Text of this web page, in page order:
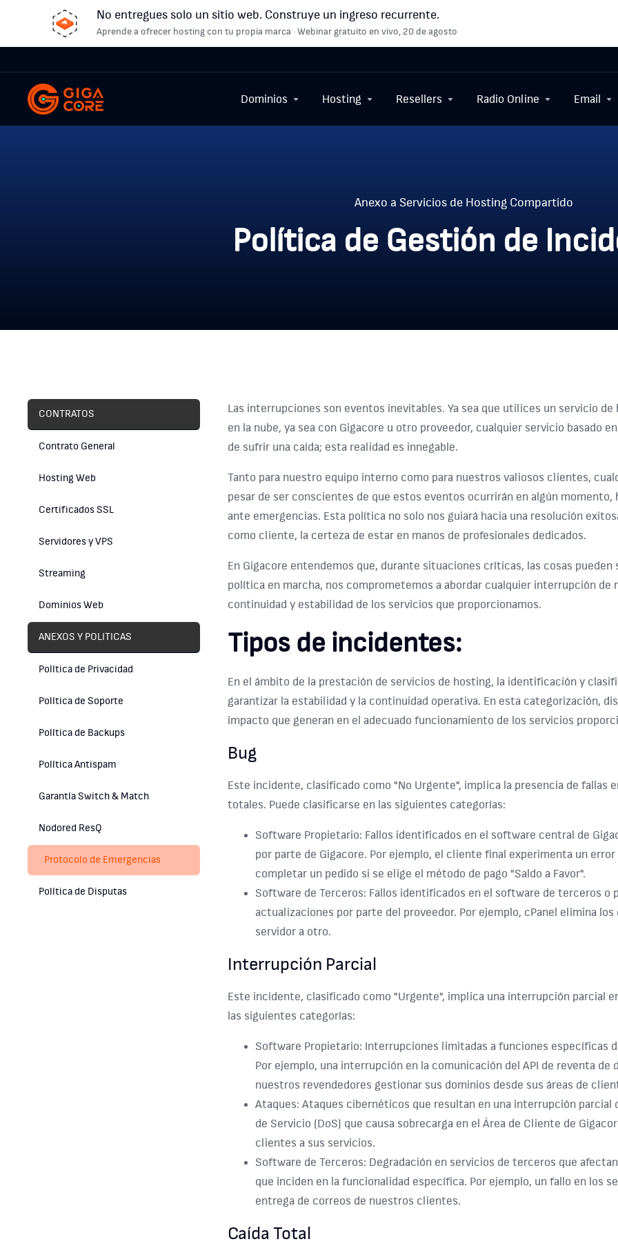
No entregues solo un sitio web. Construye un ingreso recurrente.
Aprende a ofrecer hosting con tu propia marca · Webinar gratuito en vivo, 20 de agosto
Dominios Hosting Resellers Radio Online Email
Anexo a Servicios de Hosting Compartido
Política de Gestión de
CONTRATOS
Contrato General
Hosting Web
Certificados SSL
Servidores y VPS
Streaming
Dominios Web
ANEXOS Y POLITICAS
Política de Privacidad
Política de Soporte
Política de Backups
Política Antispam
Garantía Switch & Match
Nodored ResQ
Protocolo de Emergencias
Política de Disputas
Las interrupciones son eventos inevitables. Ya sea que utilices un servicio
en la nube, ya sea con Gigacore u otro proveedor, cualquier servicio basado
de sufrir una caída; esta realidad es innegable.
Tanto para nuestro equipo interno como para nuestros valiosos clientes,
pesar de ser conscientes de que estos eventos ocurrirán en algún
ante emergencias. Esta política no solo nos guiará hacia una resolución
como cliente, la certeza de estar en manos de profesionales dedicados.
En Gigacore entendemos que, durante situaciones críticas, las cosas
política en marcha, nos comprometemos a abordar cualquier interrupción de
continuidad y estabilidad de los servicios que proporcionamos.
Tipos de incidentes:
En el ámbito de la prestación de servicios de hosting, la identificación y
garantizar la estabilidad y la continuidad operativa. En esta categorización,
impacto que generan en el adecuado funcionamiento de los servicios
Bug
Este incidente, clasificado como "No Urgente", implica la presencia de
totales. Puede clasificarse en las siguientes categorías:
Software Propietario: Fallos identificados en el software central de
por parte de Gigacore. Por ejemplo, el cliente final experimenta un
completar un pedido si se elige el método de pago "Saldo a Favor".
Software de Terceros: Fallos identificados en el software de terceros
actualizaciones por parte del proveedor. Por ejemplo, cPanel elimina
servidor a otro.
Interrupción Parcial
Este incidente, clasificado como "Urgente", implica una interrupción parcial
las siguientes categorías:
Software Propietario: Interrupciones limitadas a funciones específicas
Por ejemplo, una interrupción en la comunicación del API de reventa
nuestros revendedores gestionar sus dominios desde sus áreas de
Ataques: Ataques cibernéticos que resultan en una interrupción parcial
de Servicio (DoS) que causa sobrecarga en el Área de Cliente de
clientes a sus servicios.
Software de Terceros: Degradación en servicios de terceros que
que inciden en la funcionalidad específica. Por ejemplo, un fallo en los
entrega de correos de nuestros clientes.
Caída Total